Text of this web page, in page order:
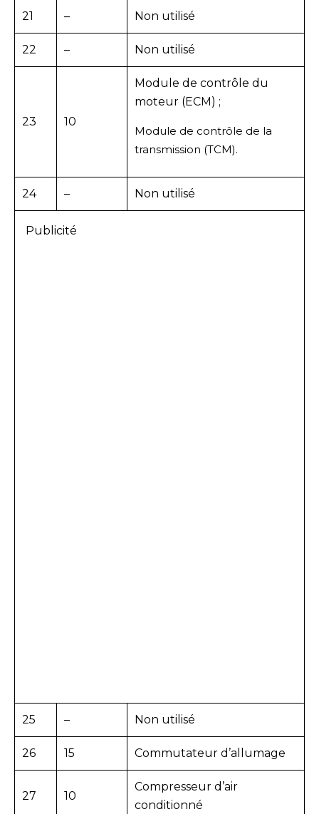
21 – Non utilisé
22 – Non utilisé
23 10
Module de contrôle du
moteur (ECM) ;
Module de contrôle de la
transmission (TCM).
24 – Non utilisé
Publicité
25 – Non utilisé
26 15 Commutateur d’allumage
27 10
Compresseur d’air
conditionné